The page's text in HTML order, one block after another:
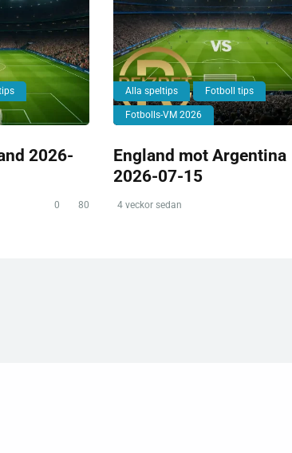
2026-
0 80
Alla speltips Fotboll tips
Fotbolls-VM 2026
England mot Argentina
2026-07-15
4 veckor sedan